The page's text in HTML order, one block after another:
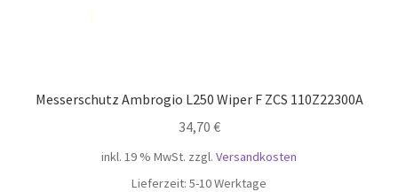
Messerschutz Ambrogio L250 Wiper F ZCS 110Z22300A
34,70 €
inkl. 19 % MwSt. zzgl. Versandkosten
Lieferzeit: 5-10 Werktage